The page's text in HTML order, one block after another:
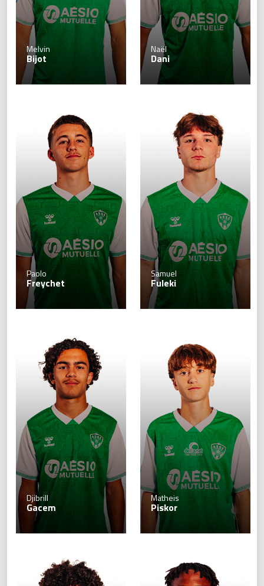
Melvin
Bijot
Naël
Dani
Paolo
Freychet
Samuel
Fuleki
Djibrill
Gacem
Matheis
Piskor